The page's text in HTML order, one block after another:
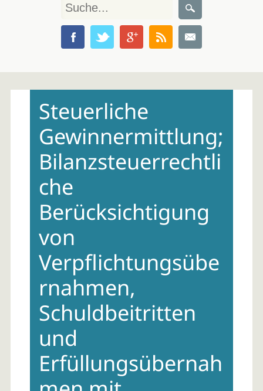
contentSteuerliche
Gewinnermittlung;
Bilanzsteuerrechtli
che
Berücksichtigung
von
Verpflichtungsübe
rnahmen,
Schuldbeitritten
und
Erfüllungsübernah